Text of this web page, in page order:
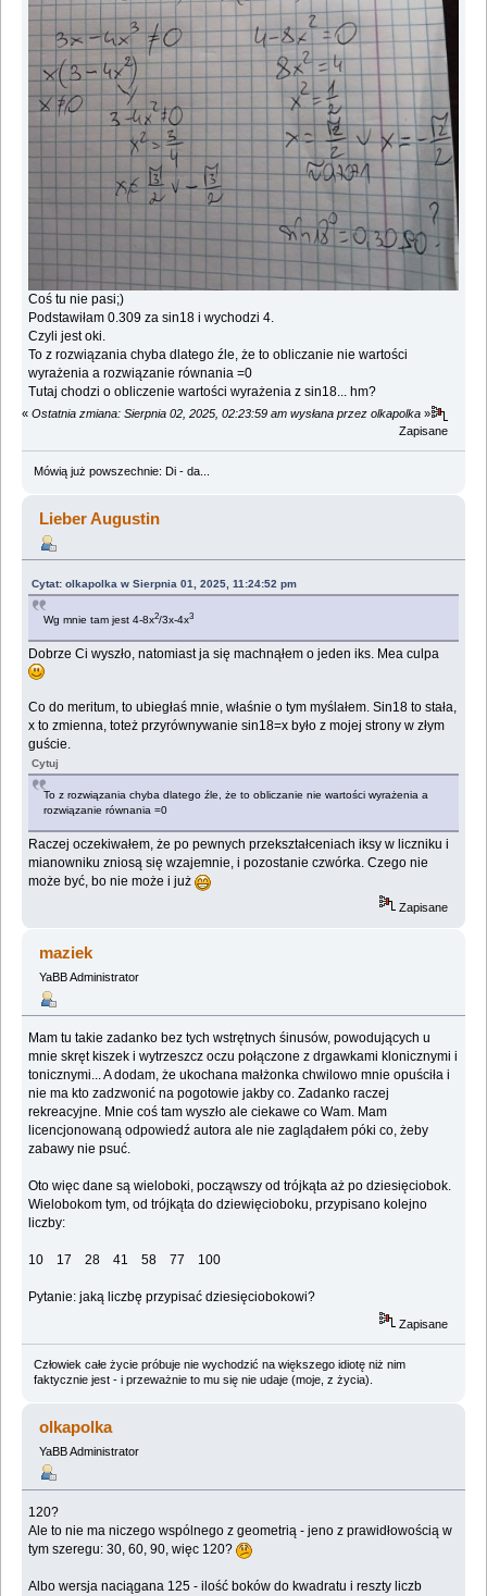
Coś tu nie pasi;)
Podstawiłam 0.309 za sin18 i wychodzi 4.
Czyli jest oki.
To z rozwiązania chyba dlatego źle, że to obliczanie nie wartości
wyrażenia a rozwiązanie równania =0
Tutaj chodzi o obliczenie wartości wyrażenia z sin18... hm?
« Ostatnia zmiana: Sierpnia 02, 2025, 02:23:59 am wysłana przez olkapolka »
Zapisane
Mówią już powszechnie: Di - da...
Lieber Augustin
Cytat: olkapolka w Sierpnia 01, 2025, 11:24:52 pm
Wg mnie tam jest 4-8x2/3x-4x3
Dobrze Ci wyszło, natomiast ja się machnąłem o jeden iks. Mea culpa
Co do meritum, to ubiegłaś mnie, właśnie o tym myślałem. Sin18 to stała,
x to zmienna, toteż przyrównywanie sin18=x było z mojej strony w złym
guście.
Cytuj
To z rozwiązania chyba dlatego źle, że to obliczanie nie wartości wyrażenia a
rozwiązanie równania =0
Raczej oczekiwałem, że po pewnych przekształceniach iksy w liczniku i
mianowniku zniosą się wzajemnie, i pozostanie czwórka. Czego nie
może być, bo nie może i już
Zapisane
maziek
YaBB Administrator
Mam tu takie zadanko bez tych wstrętnych śinusów, powodujących u
mnie skręt kiszek i wytrzeszcz oczu połączone z drgawkami klonicznymi i
tonicznymi... A dodam, że ukochana małżonka chwilowo mnie opuściła i
nie ma kto zadzwonić na pogotowie jakby co. Zadanko raczej
rekreacyjne. Mnie coś tam wyszło ale ciekawe co Wam. Mam
licencjonowaną odpowiedź autora ale nie zaglądałem póki co, żeby
zabawy nie psuć.
Oto więc dane są wieloboki, począwszy od trójkąta aż po dziesięciobok.
Wielobokom tym, od trójkąta do dziewięcioboku, przypisano kolejno
liczby:
10 17 28 41 58 77 100
Pytanie: jaką liczbę przypisać dziesięciobokowi?
Zapisane
Człowiek całe życie próbuje nie wychodzić na większego idiotę niż nim
faktycznie jest - i przeważnie to mu się nie udaje (moje, z życia).
olkapolka
YaBB Administrator
120?
Ale to nie ma niczego wspólnego z geometrią - jeno z prawidłowością w
tym szeregu: 30, 60, 90, więc 120?
Albo wersja naciągana 125 - ilość boków do kwadratu i reszty liczb